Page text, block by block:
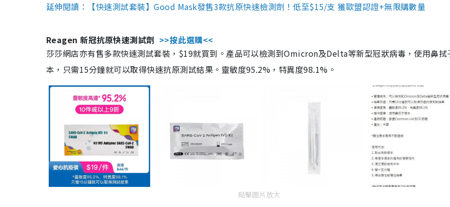
延伸閱讀：【快速測試套裝】Good Mask發售3款抗原快速檢測劑！低至$15/支 獲歐盟認證+無限購數量
Reagen 新冠抗原快速測試劑 >>按此選購<<
莎莎網店亦有售多款快速測試套裝，$19就買到。產品可以檢測到Omicron及Delta等新型冠狀病毒，使用鼻拭
本，只需15分鐘就可以取得快速抗原測試結果。靈敏度95.2%，特異度98.1%。
點擊圖片放大